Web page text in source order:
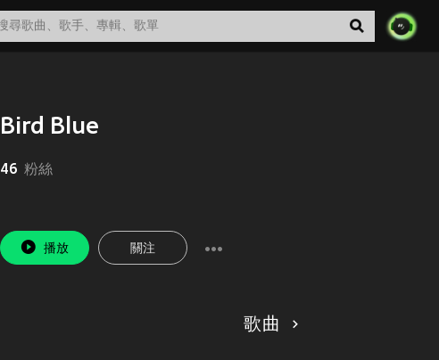
Bird Blue
46 粉絲
播放 關注
歌曲